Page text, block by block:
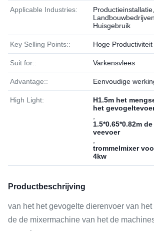
Applicable Industries:
Productieinstallatie,
Huisgebruik
Key Selling Points:: Hoge Productiviteit
Suit for:: Varkensvlees
Advantage:: Eenvoudige
High Light:
H1.5m het
het
1.5*0.65*0.82m
veevoer
trommelmixer
4kw
Productbeschrijving
van het het gevogelte dierenvoer van
de de mixermachine van het de